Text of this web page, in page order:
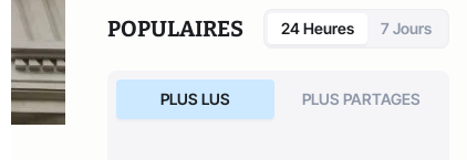
POPULAIRES 24 Heures 7 Jours
PLUS LUS PLUS PARTAGES